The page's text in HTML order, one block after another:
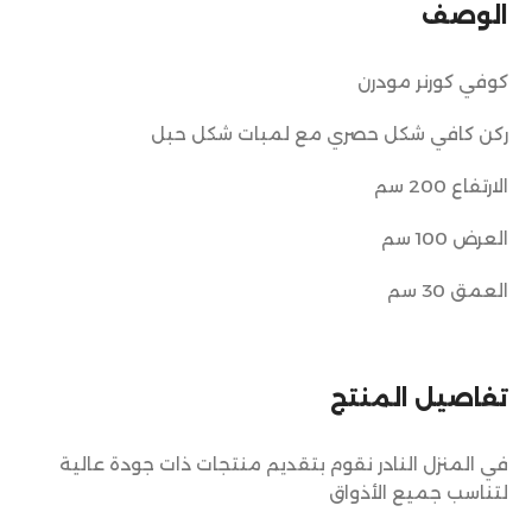
تفاصيل المنتج
في المنزل النادر نقوم بتقديم منتجات ذات جودة عالية
لتناسب جميع الأذواق
الوصف
كوفي كورنر مودرن
ركن كافي شكل حصري مع لمبات شكل حبل
الارتفاع 200 سم
العرض 100 سم
العمق 30 سم